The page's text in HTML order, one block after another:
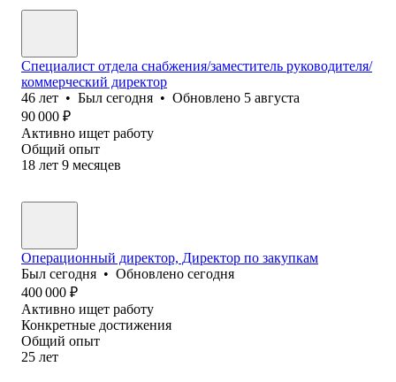
Специалист отдела снабжения/заместитель руководителя/
коммерческий директор
46 лет • Был сегодня • Обновлено 5 августа
90 000 ₽
Активно ищет работу
Общий опыт
18 лет 9 месяцев
Операционный директор, Директор по закупкам
Был сегодня • Обновлено сегодня
400 000 ₽
Активно ищет работу
Конкретные достижения
Общий опыт
25 лет